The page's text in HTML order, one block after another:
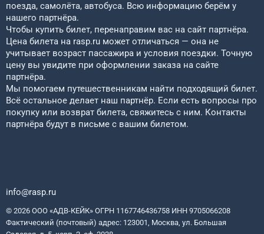
поезда, самолёта, автобуса. Всю информацию берём у
нашего партнёра.
Чтобы купить билет, перенаправим вас на сайт партнёра.
Цена билета на rasp.ru может отличаться — она не
учитывает возраст пассажира и условия поездки. Точную
цену вы увидите при оформлении заказа на сайте
партнёра.
Мы помогаем путешественникам найти подходящий билет.
Всё остальное делает наш партнёр. Если есть вопросы про
покупку или возврат билета, свяжитесь с ним. Контакты
партнёра будут в письме с вашим билетом.
info@rasp.ru
© 2026 ООО «АДВ-КЕЙК» ОГРН 1167746436758 ИНН 9705066208
Фактический (почтовый) адрес: 123001, Москва, ул. Большая